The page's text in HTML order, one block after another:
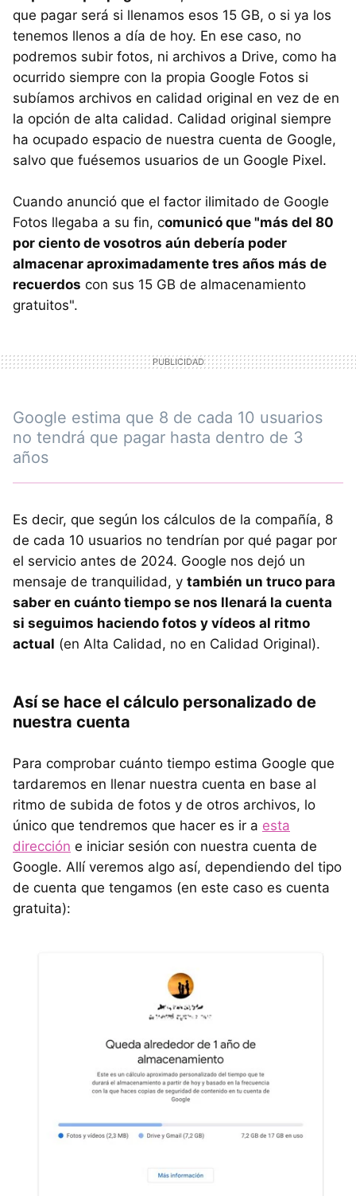
que pagar será si llenamos esos 15 GB, o si ya los
tenemos llenos a día de hoy. En ese caso, no
podremos subir fotos, ni archivos a Drive, como ha
ocurrido siempre con la propia Google Fotos si
subíamos archivos en calidad original en vez de en
la opción de alta calidad. Calidad original siempre
ha ocupado espacio de nuestra cuenta de Google,
salvo que fuésemos usuarios de un Google Pixel.
Cuando anunció que el factor ilimitado de Google
Fotos llegaba a su fin, comunicó que "más del 80
por ciento de vosotros aún debería poder
almacenar aproximadamente tres años más de
recuerdos con sus 15 GB de almacenamiento
gratuitos".
Google estima que 8 de cada 10 usuarios
no tendrá que pagar hasta dentro de 3
años
Es decir, que según los cálculos de la compañía, 8
de cada 10 usuarios no tendrían por qué pagar por
el servicio antes de 2024. Google nos dejó un
mensaje de tranquilidad, y también un truco para
saber en cuánto tiempo se nos llenará la cuenta
si seguimos haciendo fotos y vídeos al ritmo
actual (en Alta Calidad, no en Calidad Original).
Así se hace el cálculo personalizado de
nuestra cuenta
Para comprobar cuánto tiempo estima Google que
tardaremos en llenar nuestra cuenta en base al
ritmo de subida de fotos y de otros archivos, lo
único que tendremos que hacer es ir a esta
dirección e iniciar sesión con nuestra cuenta de
Google. Allí veremos algo así, dependiendo del tipo
de cuenta que tengamos (en este caso es cuenta
gratuita):